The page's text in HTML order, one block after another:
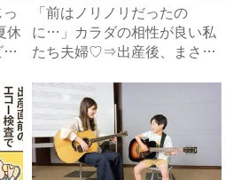
休
「前はノリノリだったの
に…」カラダの相性が良い私
たち夫婦♡⇒出産後、まさか